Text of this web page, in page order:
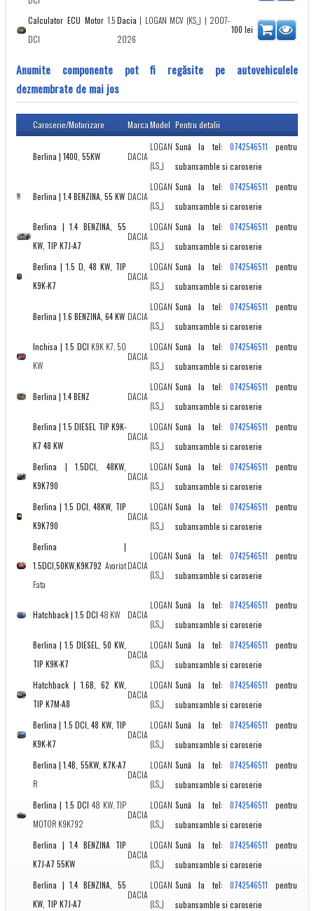
Calculator ECU Motor1.5
DCI
Dacia | LOGAN MCV (KS_) | 2007-
2026
100 lei
Anumite componente pot fi regăsite pe autovehiculele
dezmembrate de mai jos
Caroserie/Motorizare MarcaModel Pentru detalii
Berlina | 1400, 55KW DACIA
LOGAN
(LS_)
Sună la tel:0742546511
pentru
subansamble si caroserie
Berlina | 1.4 BENZINA, 55 KW DACIA
LOGAN
(LS_)
Sună la tel:0742546511
pentru
subansamble si caroserie
Berlina | 1.4 BENZINA, 55
KW, TIP K7J-A7
DACIA
LOGAN
(LS_)
Sună la tel:0742546511
pentru
subansamble si caroserie
Berlina | 1.5 D, 48 KW, TIP
K9K-K7
DACIA
LOGAN
(LS_)
Sună la tel:0742546511
pentru
subansamble si caroserie
Berlina | 1.6 BENZINA, 64 KW DACIA
LOGAN
(LS_)
Sună la tel:0742546511
pentru
subansamble si caroserie
Inchisa | 1.5 DCI K9K K7, 50
KW
DACIA
LOGAN
(LS_)
Sună la tel:0742546511
pentru
subansamble si caroserie
Berlina | 1.4 BENZ DACIA
LOGAN
(LS_)
Sună la tel:0742546511
pentru
subansamble si caroserie
Berlina | 1.5 DIESEL TIP K9K-
K7 48 KW
DACIA
LOGAN
(LS_)
Sună la tel:0742546511
pentru
subansamble si caroserie
Berlina | 1.5DCI, 48KW,
K9K790
DACIA
LOGAN
(LS_)
Sună la tel:0742546511
pentru
subansamble si caroserie
Berlina | 1.5 DCI, 48KW, TIP
K9K790
DACIA
LOGAN
(LS_)
Sună la tel:0742546511
pentru
subansamble si caroserie
Berlina |
1.5DCI,50KW,K9K792 Avariat
Fata
DACIA
LOGAN
(LS_)
Sună la tel:0742546511
pentru
subansamble si caroserie
Hatchback | 1.5 DCI 48 KW DACIA
LOGAN
(LS_)
Sună la tel:0742546511
pentru
subansamble si caroserie
Berlina | 1.5 DIESEL, 50 KW,
TIP K9K-K7
DACIA
LOGAN
(LS_)
Sună la tel:0742546511
pentru
subansamble si caroserie
Hatchback | 1.6B, 62 KW,
TIP K7M-A8
DACIA
LOGAN
(LS_)
Sună la tel:0742546511
pentru
subansamble si caroserie
Berlina | 1.5 DCI, 48 KW, TIP
K9K-K7
DACIA
LOGAN
(LS_)
Sună la tel:0742546511
pentru
subansamble si caroserie
Berlina | 1.4B, 55KW, K7K-A7
R
DACIA
LOGAN
(LS_)
Sună la tel:0742546511
pentru
subansamble si caroserie
Berlina | 1.5 DCI 48 KW, TIP
MOTOR K9K792
DACIA
LOGAN
(LS_)
Sună la tel:0742546511
pentru
subansamble si caroserie
Berlina | 1.4 BENZINA TIP
K7J-A7 55KW
DACIA
LOGAN
(LS_)
Sună la tel:0742546511
pentru
subansamble si caroserie
Berlina | 1.4 BENZINA, 55
KW, TIP K7J-A7
DACIA
LOGAN
(LS_)
Sună la tel:0742546511
pentru
subansamble si caroserie